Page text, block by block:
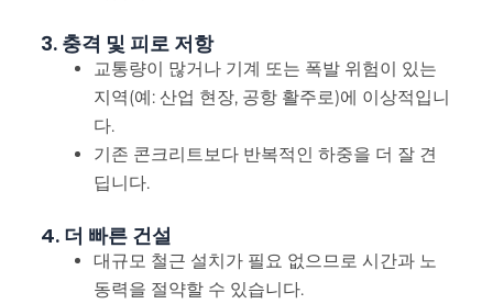
3. 충격 및 피로 저항
교통량이 많거나 기계 또는 폭발 위험이 있는
지역(예: 산업 현장, 공항 활주로)에 이상적입니
다.
기존 콘크리트보다 반복적인 하중을 더 잘 견
딥니다.
4. 더 빠른 건설
대규모 철근 설치가 필요 없으므로 시간과 노
동력을 절약할 수 있습니다.